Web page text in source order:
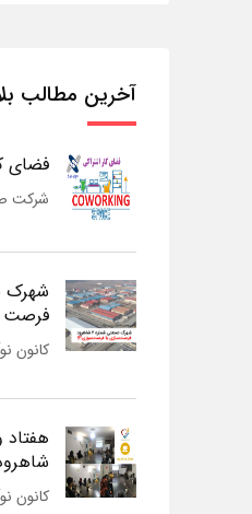
آخرین مطالب
فضای
شرکت
فرصت
کانون
هفتاد
کانون